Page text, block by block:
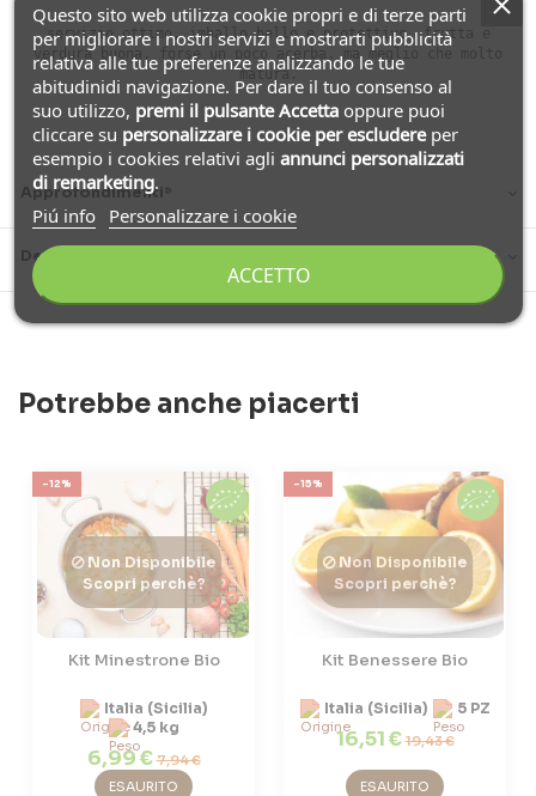
servizio ottimo, imballo bello e protettivo, frutta e
verdura buona, forse un poco acerba, ma meglio che molto
matura.
Approfondimenti*
Dettagli del prodotto
Potrebbe anche piacerti
-12%
Non Disponibile
Scopri perchè?
Kit Minestrone Bio
Italia (Sicilia)
4,5 kg
6,99 €7,94 €
ESAURITO
-15%
Non Disponibile
Scopri perchè?
Kit Benessere Bio
Italia (Sicilia) 5 PZ
16,51 €19,43 €
ESAURITO
Questo sito web utilizza cookie propri e di terze parti
per migliorare i nostri servizi e mostrarti pubblicità
relativa alle tue preferenze analizzando le tue
abitudinidi navigazione. Per dare il tuo consenso al
suo utilizzo, premi il pulsante Accettaoppure puoi
cliccare su personalizzare i cookie per escludereper
esempio i cookies relativi agli annunci personalizzati
di remarketing.
Piú info
Personalizzare i cookie
ACCETTO